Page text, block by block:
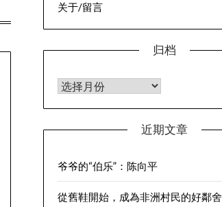
关于/留言
归档
归档
近期文章
爷爷的“伯乐”：陈向平
從舊鞋開始，成為非洲村民的好鄰舍